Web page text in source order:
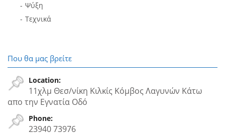
Ψύξη
Τεχνικά
Που θα μας βρείτε
Location:
11χλμ Θεσ/νίκη Κιλκίς Κόμβος Λαγυνών Κάτω
απο την Εγνατία Oδό
Phone:
23940 73976